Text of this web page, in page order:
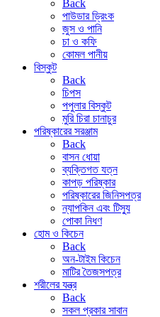
Back
পাউডার ড্রিংক
জুস ও পানি
চা ও কফি
কোমল পানীয়
বিস্কুট
Back
চিপস
পপুলার বিস্কুট
মুরি চিরা চানাচুর
পরিষ্কারের সরঞ্জাম
Back
বাসন ধোয়া
ব্যক্তিগত যত্ন
কাপড় পরিষ্কার
পরিষ্কারের জিনিসপত্র
ন্যাপকিন এবং টিস্যু
পোকা নিধণ
হোম ও কিচেন
Back
অন-টাইম কিচেন
মাটির তৈজসপত্র
শরীলের যন্ত্র
Back
সকল প্রকার সাবান